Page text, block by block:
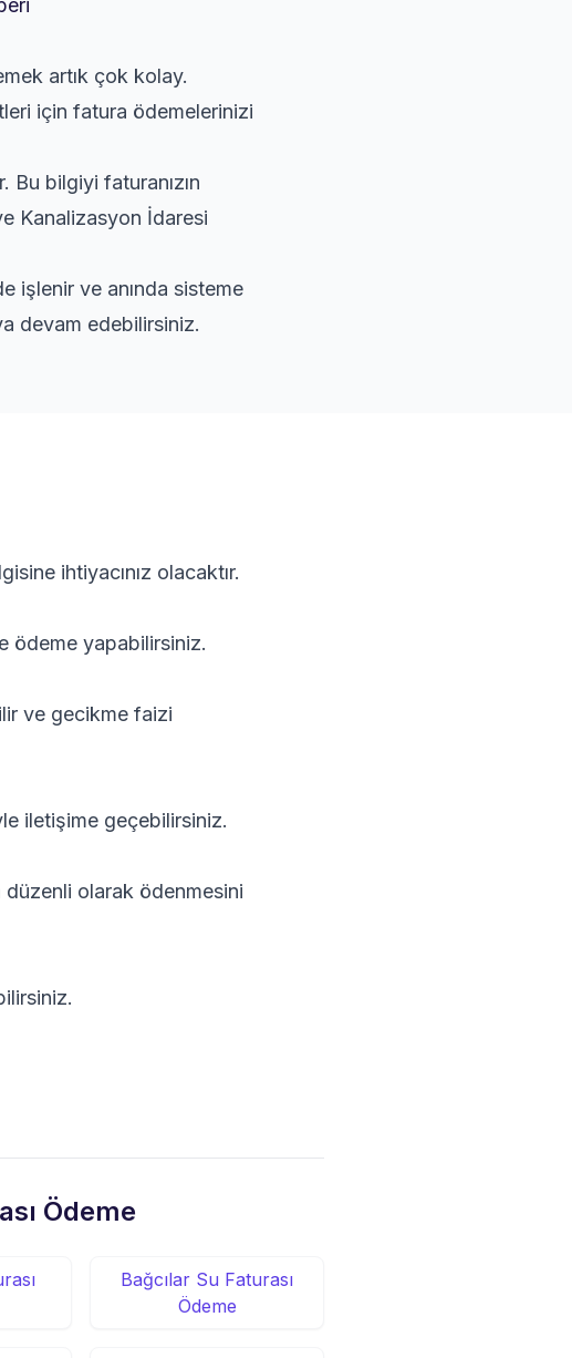
artık çok kolay.
için fatura ödemelerinizi
Bu bilgiyi faturanızın
Kanalizasyon İdaresi
işlenir ve anında sisteme
devam edebilirsiniz.
ihtiyacınız olacaktır.
ödeme yapabilirsiniz.
ve gecikme faizi
iletişime geçebilirsiniz.
düzenli olarak ödenmesini
Ödeme
Bağcılar Su Faturası
Ödeme